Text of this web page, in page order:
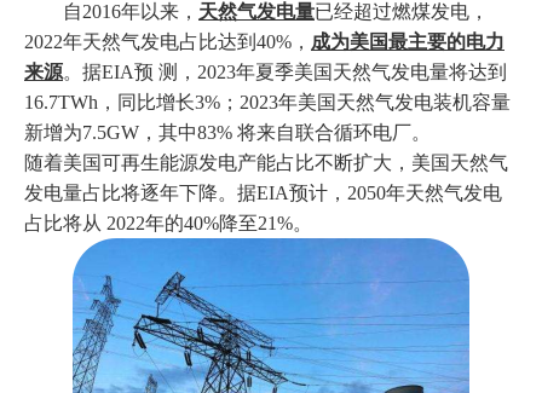
自2016年以来， 天然气发电量已经超过燃煤发电，
2022年天然气发电占比达到40%， 成为美国最主要的电力
来源。据EIA预 测，2023年夏季美国天然气发电量将达到
16.7TWh，同比增长3%；2023年美国天然气发电装机容量
新增为7.5GW，其中83% 将来自联合循环电厂。
随着美国可再生能源发电产能占比不断扩大，美国天然气
发电量占比将逐年下降。据EIA预计，2050年天然气发电
占比将从 2022年的40%降至21%。